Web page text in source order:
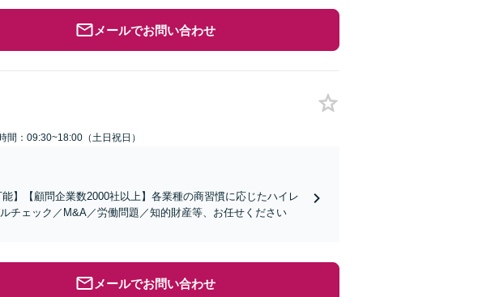
メールでお問い合わせ
間：09:30~18:00（土日祝日）
】【顧問企業数2000社以上】各業種の商習慣に応じたハイレ
チェック／M&A／労働問題／知的財産等、お任せください
メールでお問い合わせ